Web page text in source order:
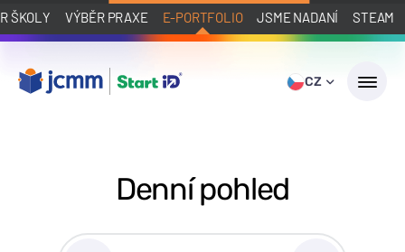
ŠKOLY VÝBĚR PRAXE E-PORTFOLIO JSME NADANÍ STEAM
CZ
Denní pohled